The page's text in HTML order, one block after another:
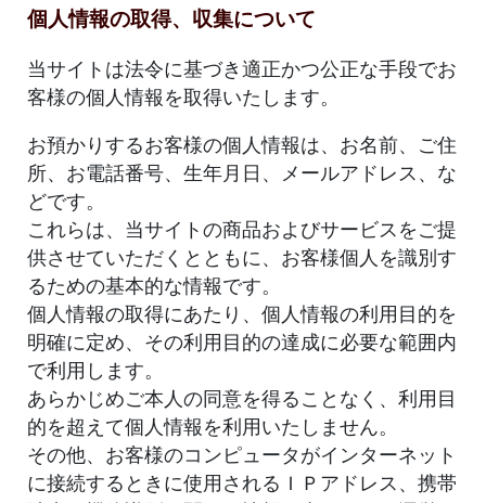
個人情報の取得、収集について
当サイトは法令に基づき適正かつ公正な手段でお
客様の個人情報を取得いたします。
お預かりするお客様の個人情報は、お名前、ご住
所、お電話番号、生年月日、メールアドレス、な
どです。
これらは、当サイトの商品およびサービスをご提
供させていただくとともに、お客様個人を識別す
るための基本的な情報です。
個人情報の取得にあたり、個人情報の利用目的を
明確に定め、その利用目的の達成に必要な範囲内
で利用します。
あらかじめご本人の同意を得ることなく、利用目
的を超えて個人情報を利用いたしません。
その他、お客様のコンピュータがインターネット
に接続するときに使用されるＩＰアドレス、携帯